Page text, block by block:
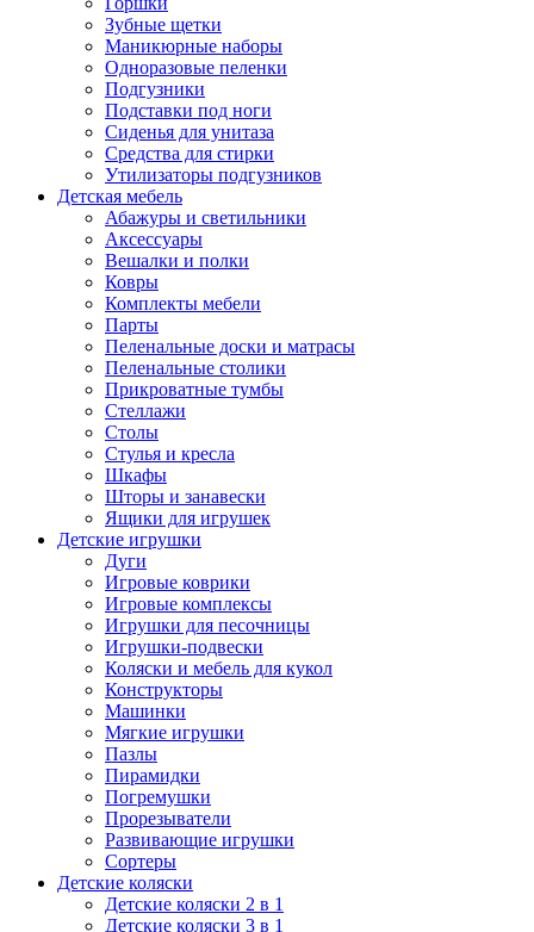
Зубные щетки
Маникюрные наборы
Одноразовые пеленки
Подгузники
Подставки под ноги
Сиденья для унитаза
Средства для стирки
Утилизаторы подгузников
Детская мебель
Абажуры и светильники
Аксессуары
Вешалки и полки
Ковры
Комплекты мебели
Парты
Пеленальные доски и матрасы
Пеленальные столики
Прикроватные тумбы
Стеллажи
Столы
Стулья и кресла
Шкафы
Шторы и занавески
Ящики для игрушек
Детские игрушки
Дуги
Игровые коврики
Игровые комплексы
Игрушки для песочницы
Игрушки-подвески
Коляски и мебель для кукол
Конструкторы
Машинки
Мягкие игрушки
Пазлы
Пирамидки
Погремушки
Прорезыватели
Развивающие игрушки
Сортеры
Детские коляски
Детские коляски 2 в 1
Детские коляски 3 в 1